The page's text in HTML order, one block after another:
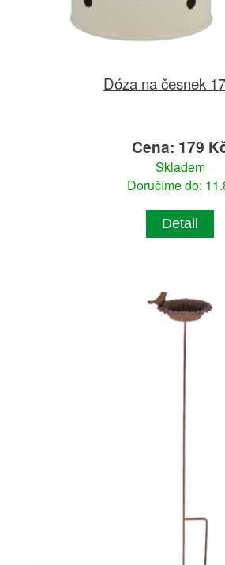
Dóza na česnek
Cena: 179
Skladem
Doručíme do:
Detail